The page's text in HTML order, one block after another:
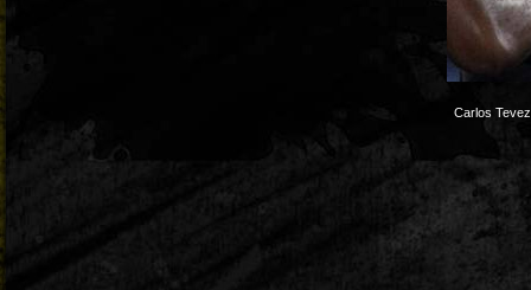
Carlos